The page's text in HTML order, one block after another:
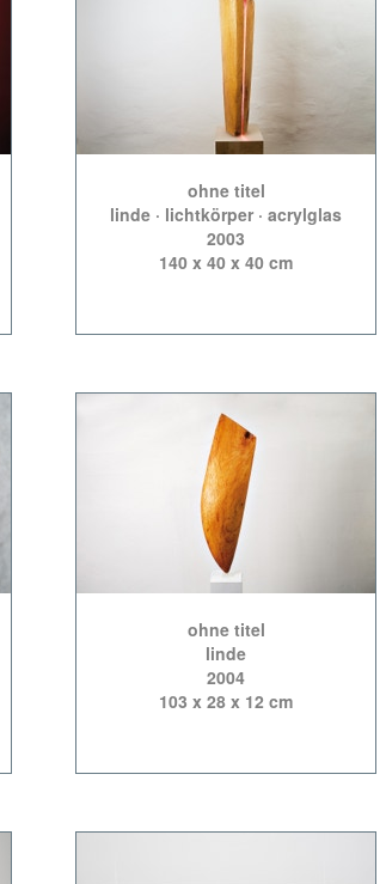
ohne titel
linde · lichtkörper · acrylglas
2003
140 x 40 x 40 cm
ohne titel
linde
2004
103 x 28 x 12 cm